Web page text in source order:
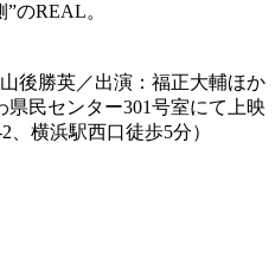
のREAL。
後勝英／出演：福正大輔ほか
県民センター301号室にて上映
、横浜駅西口徒歩5分）